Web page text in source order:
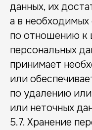
данных, их
а в необходимых
по отношению к
персональных
принимает
или
по удалению
или неточных
5.7. Хранение